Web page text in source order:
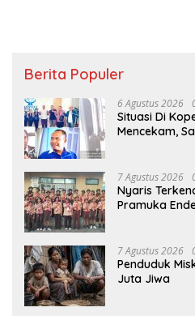
Berita Populer
6 Agustus 2026
Situasi Di
Mencekam,
7 Agustus 2026
Nyaris
Pramuka
7 Agustus 2026
Penduduk
Juta Jiwa